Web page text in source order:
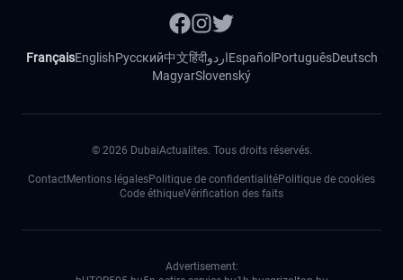
FrançaisEnglishРусский中文हिंदीاردوEspañol PortuguêsDeutsch
MagyarSlovenský
© 2026 DubaiActualites. Tous droits réservés.
ContactMentions légalesPolitique de confidentialitéPolitique de cookies
Code éthiqueVérification des faits
Advertisement: